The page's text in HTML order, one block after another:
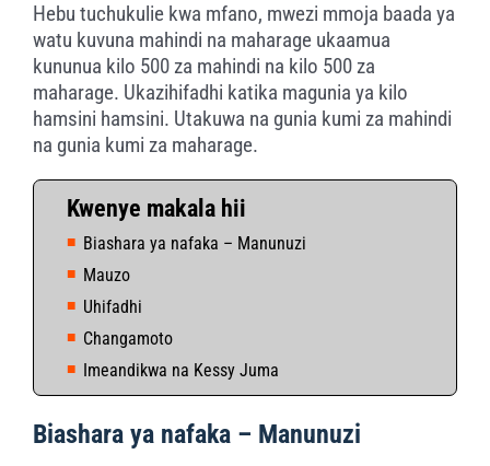
Hebu tuchukulie kwa mfano, mwezi mmoja baada ya
watu kuvuna mahindi na maharage ukaamua
kununua kilo 500 za mahindi na kilo 500 za
maharage. Ukazihifadhi katika magunia ya kilo
hamsini hamsini. Utakuwa na gunia kumi za mahindi
na gunia kumi za maharage.
Kwenye makala hii
Biashara ya nafaka – Manunuzi
Mauzo
Uhifadhi
Changamoto
Imeandikwa na Kessy Juma
Biashara ya nafaka – Manunuzi